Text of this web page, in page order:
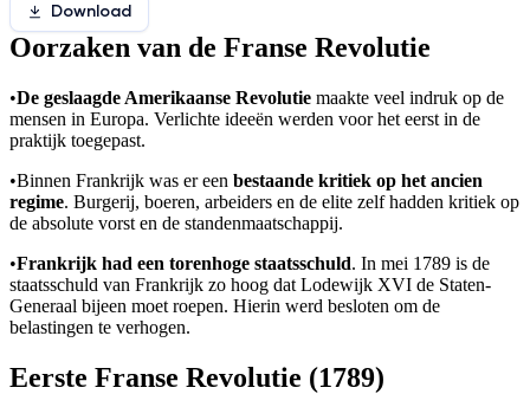
Download
Oorzaken van de Franse Revolutie
•De geslaagde Amerikaanse Revolutie maakte veel indruk op de
mensen in Europa. Verlichte ideeën werden voor het eerst in de
praktijk toegepast.
•Binnen Frankrijk was er een bestaande kritiek op het ancien
regime. Burgerij, boeren, arbeiders en de elite zelf hadden kritiek op
de absolute vorst en de standenmaatschappij.
•Frankrijk had een torenhoge staatsschuld. In mei 1789 is de
staatsschuld van Frankrijk zo hoog dat Lodewijk XVI de Staten-
Generaal bijeen moet roepen. Hierin werd besloten om de
belastingen te verhogen.
Eerste Franse Revolutie (1789)